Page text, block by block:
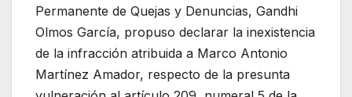
Permanente de Quejas y Denuncias, Gandhi
Olmos García, propuso declarar la inexistencia
de la infracción atribuida a Marco Antonio
Martínez Amador, respecto de la presunta